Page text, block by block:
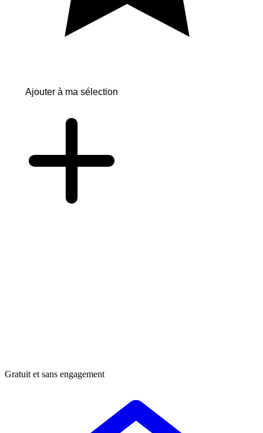
Ajouter à ma sélection
Gratuit et sans engagement